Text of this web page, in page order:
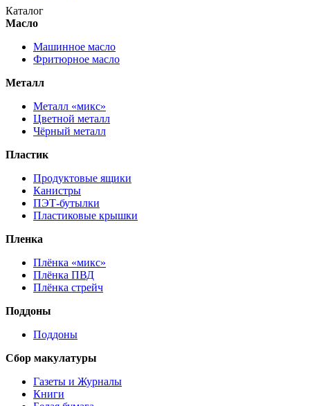
Каталог
Масло
Машинное масло
Фритюрное масло
Металл
Металл «микс»
Цветной металл
Чёрный металл
Пластик
Продуктовые ящики
Канистры
ПЭТ-бутылки
Пластиковые крышки
Пленка
Плёнка «микс»
Плёнка ПВД
Плёнка стрейч
Поддоны
Поддоны
Сбор макулатуры
Газеты и Журналы
Книги